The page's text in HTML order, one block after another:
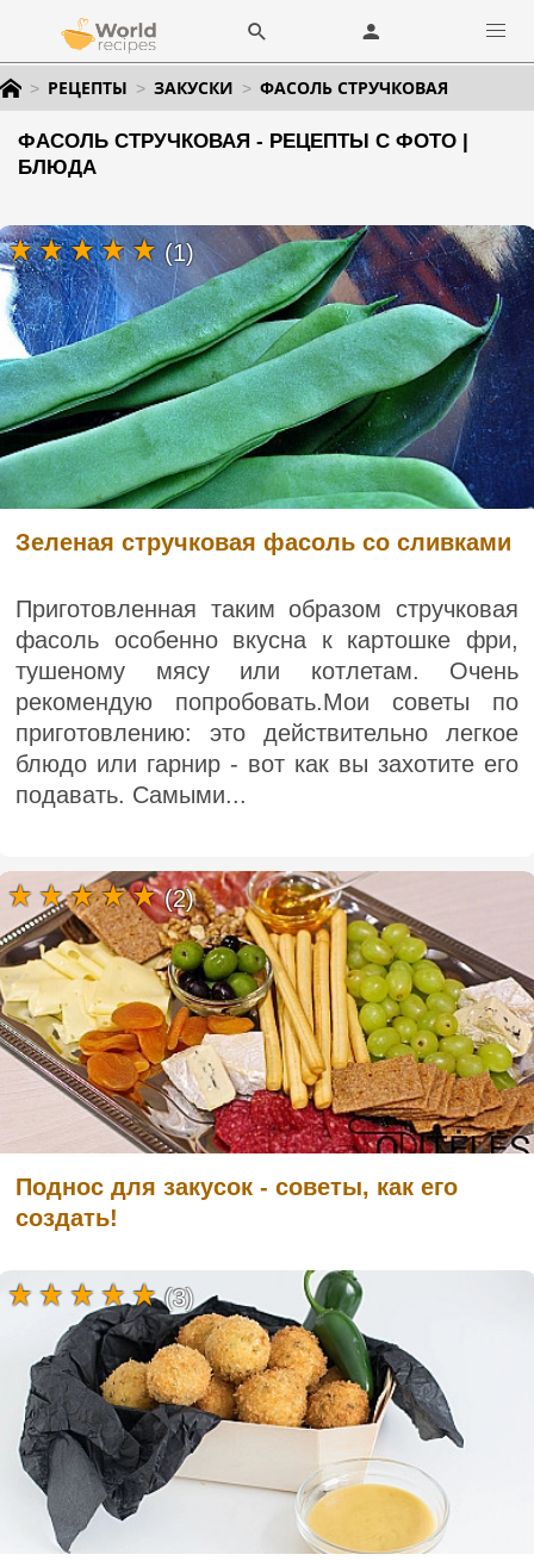
РЕЦЕПТЫ ЗАКУСКИ ФАСОЛЬ СТРУЧКОВАЯ
ФАСОЛЬ СТРУЧКОВАЯ - РЕЦЕПТЫ С ФОТО |
БЛЮДА
Зеленая стручковая фасоль со сливками
Приготовленная таким образом стручковая
фасоль особенно вкусна к картошке фри,
тушеному мясу или котлетам. Очень
рекомендую попробовать.Мои советы по
приготовлению: это действительно легкое
блюдо или гарнир - вот как вы захотите его
подавать. Самыми...
(1)
Поднос для закусок - советы, как его
создать!
(2)
(3)